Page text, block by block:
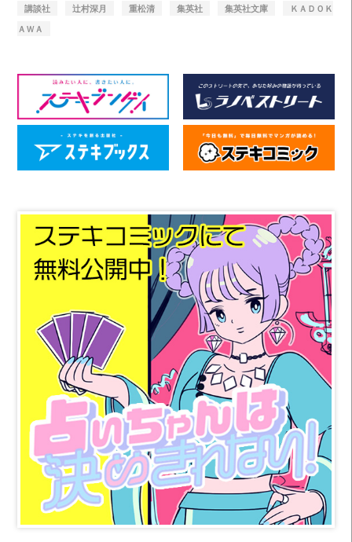
講談社
辻村深月 重松清 集英社 集英社文庫
ＫＡＤＯＫ
ＡＷＡ